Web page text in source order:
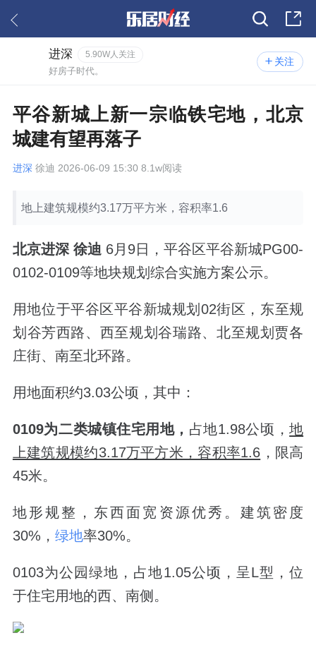
关注
进深 5.90W人关注
好房子时代。
平谷新城上新一宗临铁宅地，北京
城建有望再落子
进深 徐迪 2026-06-09 15:30 8.1w阅读
地上建筑规模约3.17万平方米，容积率1.6
北京进深 徐迪 6月9日，平谷区平谷新城PG00-
0102-0109等地块规划综合实施方案公示。
用地位于平谷区平谷新城规划02街区，东至规
划谷芳西路、西至规划谷瑞路、北至规划贾各
庄街、南至北环路。
用地面积约3.03公顷，其中：
0109为二类城镇住宅用地， 占地1.98公顷，地
上建筑规模约3.17万平方米，容积率1.6 ，限高
45米。
地形规整，东西面宽资源优秀。建筑密度
30%， 绿地率30%。
0103为公园绿地，占地1.05公顷，呈L型，位
于住宅用地的西、南侧。